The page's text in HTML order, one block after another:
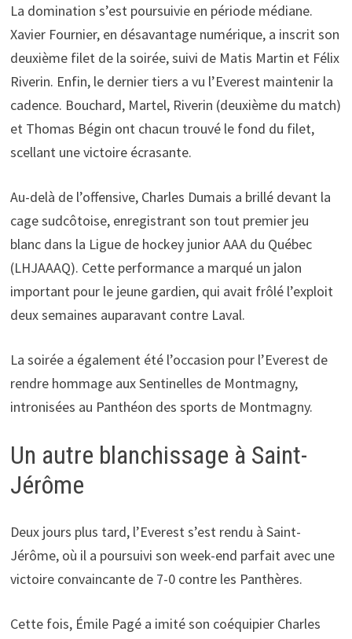
La domination s’est poursuivie en période médiane.
Xavier Fournier, en désavantage numérique, a inscrit son
deuxième filet de la soirée, suivi de Matis Martin et Félix
Riverin. Enfin, le dernier tiers a vu l’Everest maintenir la
cadence. Bouchard, Martel, Riverin (deuxième du match)
et Thomas Bégin ont chacun trouvé le fond du filet,
scellant une victoire écrasante.
Au-delà de l’offensive, Charles Dumais a brillé devant la
cage sudcôtoise, enregistrant son tout premier jeu
blanc dans la Ligue de hockey junior AAA du Québec
(LHJAAAQ). Cette performance a marqué un jalon
important pour le jeune gardien, qui avait frôlé l’exploit
deux semaines auparavant contre Laval.
La soirée a également été l’occasion pour l’Everest de
rendre hommage aux Sentinelles de Montmagny,
intronisées au Panthéon des sports de Montmagny.
Un autre blanchissage à Saint-
Jérôme
Deux jours plus tard, l’Everest s’est rendu à Saint-
Jérôme, où il a poursuivi son week-end parfait avec une
victoire convaincante de 7-0 contre les Panthères.
Cette fois, Émile Pagé a imité son coéquipier Charles